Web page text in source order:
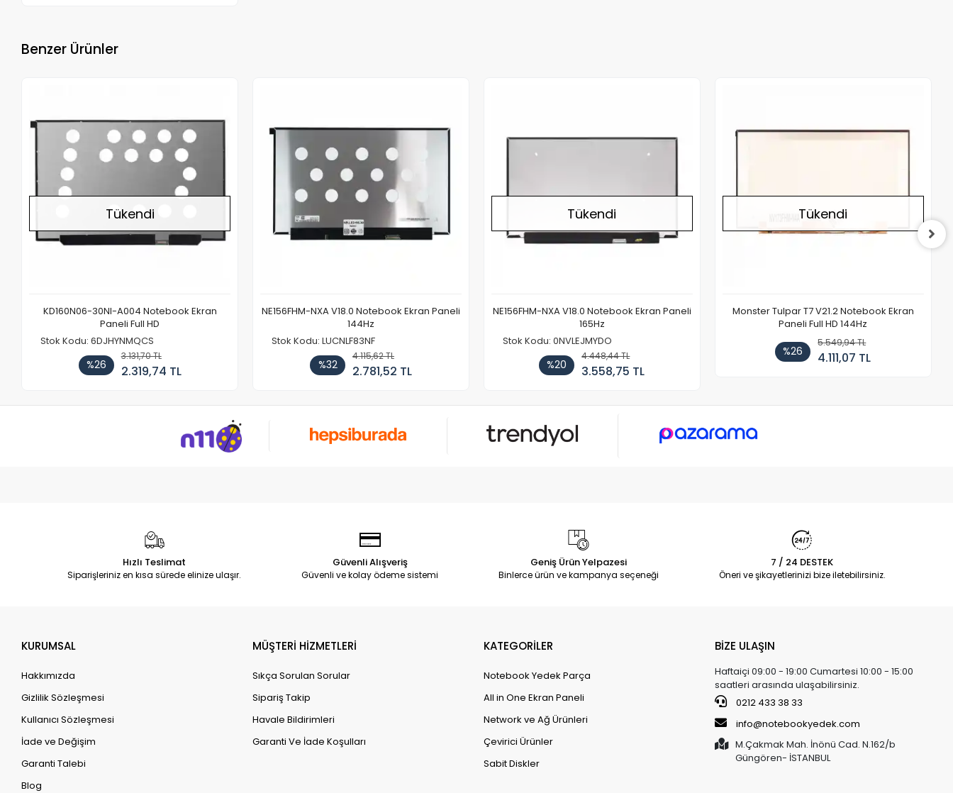
Benzer Ürünler
Tükendi
KD160N06-30NI-A004 Notebook Ekran
Paneli Full HD
Stok Kodu: 6DJHYNMQCS
%26
3.131,70 TL
2.319,74 TL
NE156FHM-NXA V18.0 Notebook Ekran Paneli
144Hz
Stok Kodu: LUCNLF83NF
%32
4.115,62 TL
2.781,52 TL
Tükendi
NE156FHM-NXA V18.0 Notebook Ekran Paneli
165Hz
Stok Kodu: 0NVLEJMYDO
%20
4.448,44 TL
3.558,75 TL
Tükendi
Monster Tulpar T7 V21.2 Notebook Ekran
Paneli Full HD 144Hz
%26
5.549,94 TL
4.111,07 TL
Hızlı Teslimat
Siparişleriniz en kısa sürede elinize ulaşır.
Güvenli Alışveriş
Güvenli ve kolay ödeme sistemi
Geniş Ürün Yelpazesi
Binlerce ürün ve kampanya seçeneği
7 / 24 DESTEK
Öneri ve şikayetlerinizi bize iletebilirsiniz.
KURUMSAL
Hakkımızda
Gizlilik Sözleşmesi
Kullanıcı Sözleşmesi
İade ve Değişim
Garanti Talebi
Blog
MÜŞTERİ HİZMETLERİ
Sıkça Sorulan Sorular
Sipariş Takip
Havale Bildirimleri
Garanti Ve İade Koşulları
KATEGORİLER
Notebook Yedek Parça
All in One Ekran Paneli
Network ve Ağ Ürünleri
Çevirici Ürünler
Sabit Diskler
BİZE ULAŞIN
Haftaiçi 09:00 - 19:00 Cumartesi 10:00 - 15:00
saatleri arasında ulaşabilirsiniz.
0212 433 38 33
info@notebookyedek.com
M.Çakmak Mah. İnönü Cad. N.162/b
Güngören- İSTANBUL